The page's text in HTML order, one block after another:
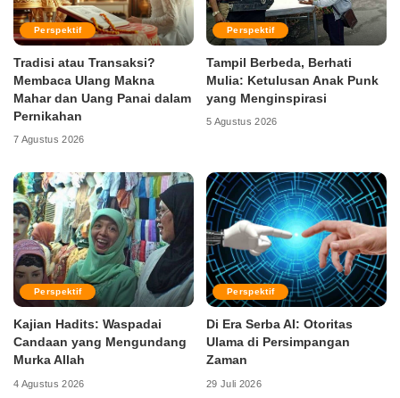
Perspektif
Tradisi atau Transaksi?
Membaca Ulang Makna
Mahar dan Uang Panai dalam
Pernikahan
7 Agustus 2026
Perspektif
Tampil Berbeda, Berhati
Mulia: Ketulusan Anak Punk
yang Menginspirasi
5 Agustus 2026
Perspektif
Kajian Hadits: Waspadai
Candaan yang Mengundang
Murka Allah
4 Agustus 2026
Perspektif
Di Era Serba AI: Otoritas
Ulama di Persimpangan
Zaman
29 Juli 2026